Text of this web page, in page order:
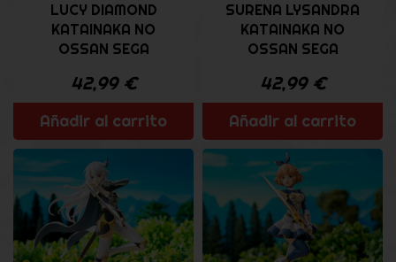
LUCY DIAMOND
KATAINAKA NO
OSSAN SEGA
42,99 €
Añadir al carrito
SURENA LYSANDRA
KATAINAKA NO
OSSAN SEGA
42,99 €
Añadir al carrito